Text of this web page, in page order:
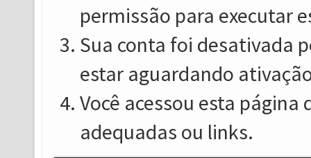
permissão para executar
Sua conta foi desativada
estar aguardando
Você acessou esta
adequadas ou links.